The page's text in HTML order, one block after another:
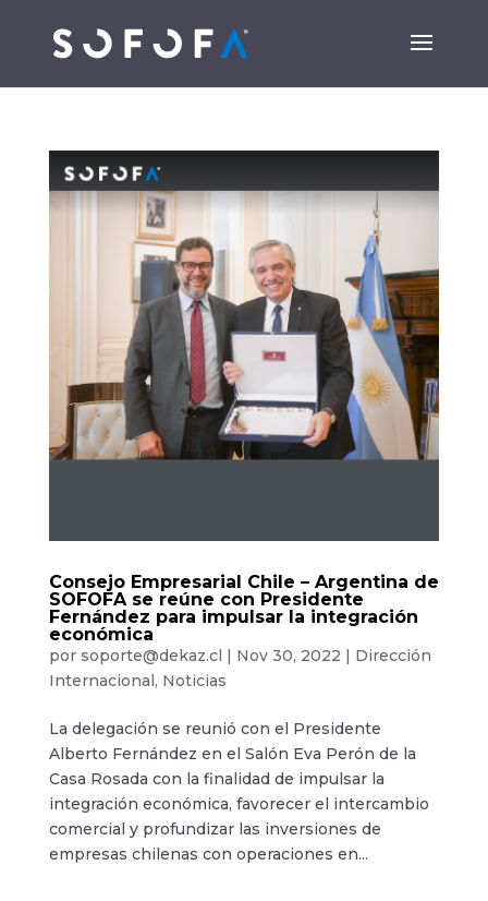
Consejo Empresarial Chile – Argentina de
SOFOFA se reúne con Presidente
Fernández para impulsar la integración
económica
por soporte@dekaz.cl Nov 30, 2022
Dirección
Internacional , Noticias
La delegación se reunió con el Presidente
Alberto Fernández en el Salón Eva Perón de la
Casa Rosada con la finalidad de impulsar la
integración económica, favorecer el intercambio
comercial y profundizar las inversiones de
empresas chilenas con operaciones en...